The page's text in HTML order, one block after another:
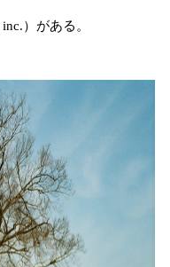
）がある。